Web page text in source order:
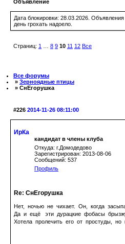
Объявление
Дата блокировки: 28.03.2026.
день грохать надоело.
Страниц: 1 … 8 9 10 11 12 Все
Все форумы
» Зерноядные птицы
» СнЕгорушка
#226 2014-11-26 08:11:00
ИрКа
кандидат в члены клуба
Откуда: г.Домодедово
Зарегистрирован: 2013-08-06
Сообщений: 537
Профиль
Re: СнЕгорушка
Нет, ночью не чихает. Он, когда
Да и ещё эти дурацкие фобасы
Хотела пролечить его от простуды,